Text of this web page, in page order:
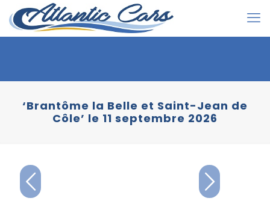
‘Brantôme la Belle et Saint-Jean de
Côle’ le 11 septembre 2026